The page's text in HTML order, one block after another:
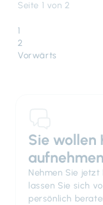
Seite 1 von 2
1
2
Vorwärts
Sie wollen
Nehmen Sie jetzt
lassen Sie sich
persönlich